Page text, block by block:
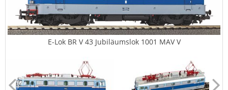
E-Lok BR V 43 Jubiläumslok 1001 MAV V